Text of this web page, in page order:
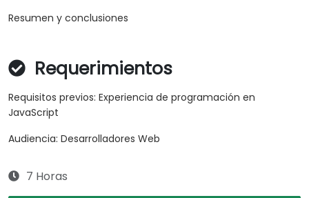
Resumen y conclusiones
Requerimientos
Requisitos previos: Experiencia de programación en
JavaScript
Audiencia: Desarrolladores Web
7 Horas